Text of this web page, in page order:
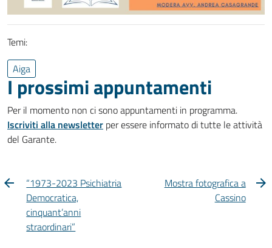
Temi:
Aiga
I prossimi appuntamenti
Per il momento non ci sono appuntamenti in programma.
Iscriviti alla newsletter per essere informato di tutte le attività
del Garante.
“1973-2023 Psichiatria
Democratica,
cinquant’anni
straordinari”
Mostra fotografica a
Cassino